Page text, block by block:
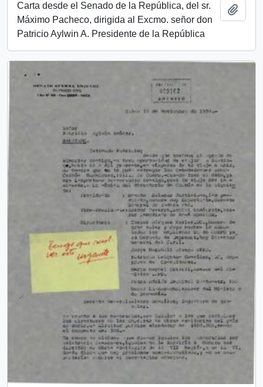
Carta desde el Senado de la República, del sr.
Máximo Pacheco, dirigida al Excmo. señor don
Patricio Aylwin A. Presidente de la República